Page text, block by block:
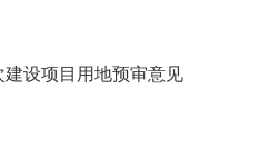
设项目用地预审意见